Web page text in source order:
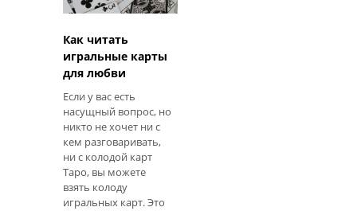
Как читать
игральные карты
для любви
Если у вас есть
насущный вопрос, но
никто не хочет ни с
кем разговаривать,
ни с колодой карт
Таро, вы можете
взять колоду
игральных карт. Это